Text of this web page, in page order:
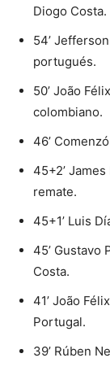
Diogo Costa.
54’
portugués.
50’ João
colombiano.
46’
45+2’
remate.
45+1’ Luis
45’ Gustavo
Costa.
41’ João
Portugal.
39’ Rúben